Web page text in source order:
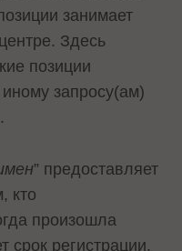
занимает
Здесь
позиции
запросу(ам)
” предоставляет
кто
произошла
срок регистрации.